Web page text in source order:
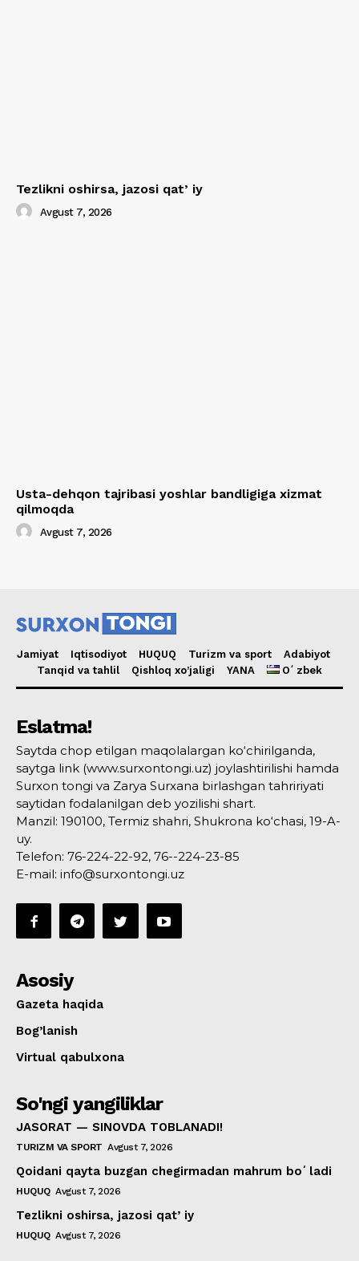
Tezlikni oshirsa, jazosi qatʼiy
Avgust 7, 2026
Usta-dehqon tajribasi yoshlar bandligiga xizmat
qilmoqda
Avgust 7, 2026
Jamiyat Iqtisodiyot HUQUQ Turizm va sport
Adabiyot
Tanqid va tahlil
Qishloq xo’jaligi YANA Oʻzbek
Eslatma!
Saytda chop etilgan maqolalargan ko‘chirilganda,
saytga link (www.surxontongi.uz) joylashtirilishi hamda
Surxon tongi va Zarya Surxana birlashgan tahririyati
saytidan fodalanilgan deb yozilishi shart.
Manzil: 190100, Termiz shahri, Shukrona ko‘chasi, 19-A-
uy.
Telefon: 76-224-22-92, 76--224-23-85
E-mail: info@surxontongi.uz
Asosiy
Gazeta haqida
Bog’lanish
Virtual qabulxona
So'ngi yangiliklar
JASORAT — SINOVDA TOBLANADI!
TURIZM VA SPORT Avgust 7, 2026
Qoidani qayta buzgan chegirmadan mahrum boʻladi
HUQUQ Avgust 7, 2026
Tezlikni oshirsa, jazosi qatʼiy
HUQUQ Avgust 7, 2026